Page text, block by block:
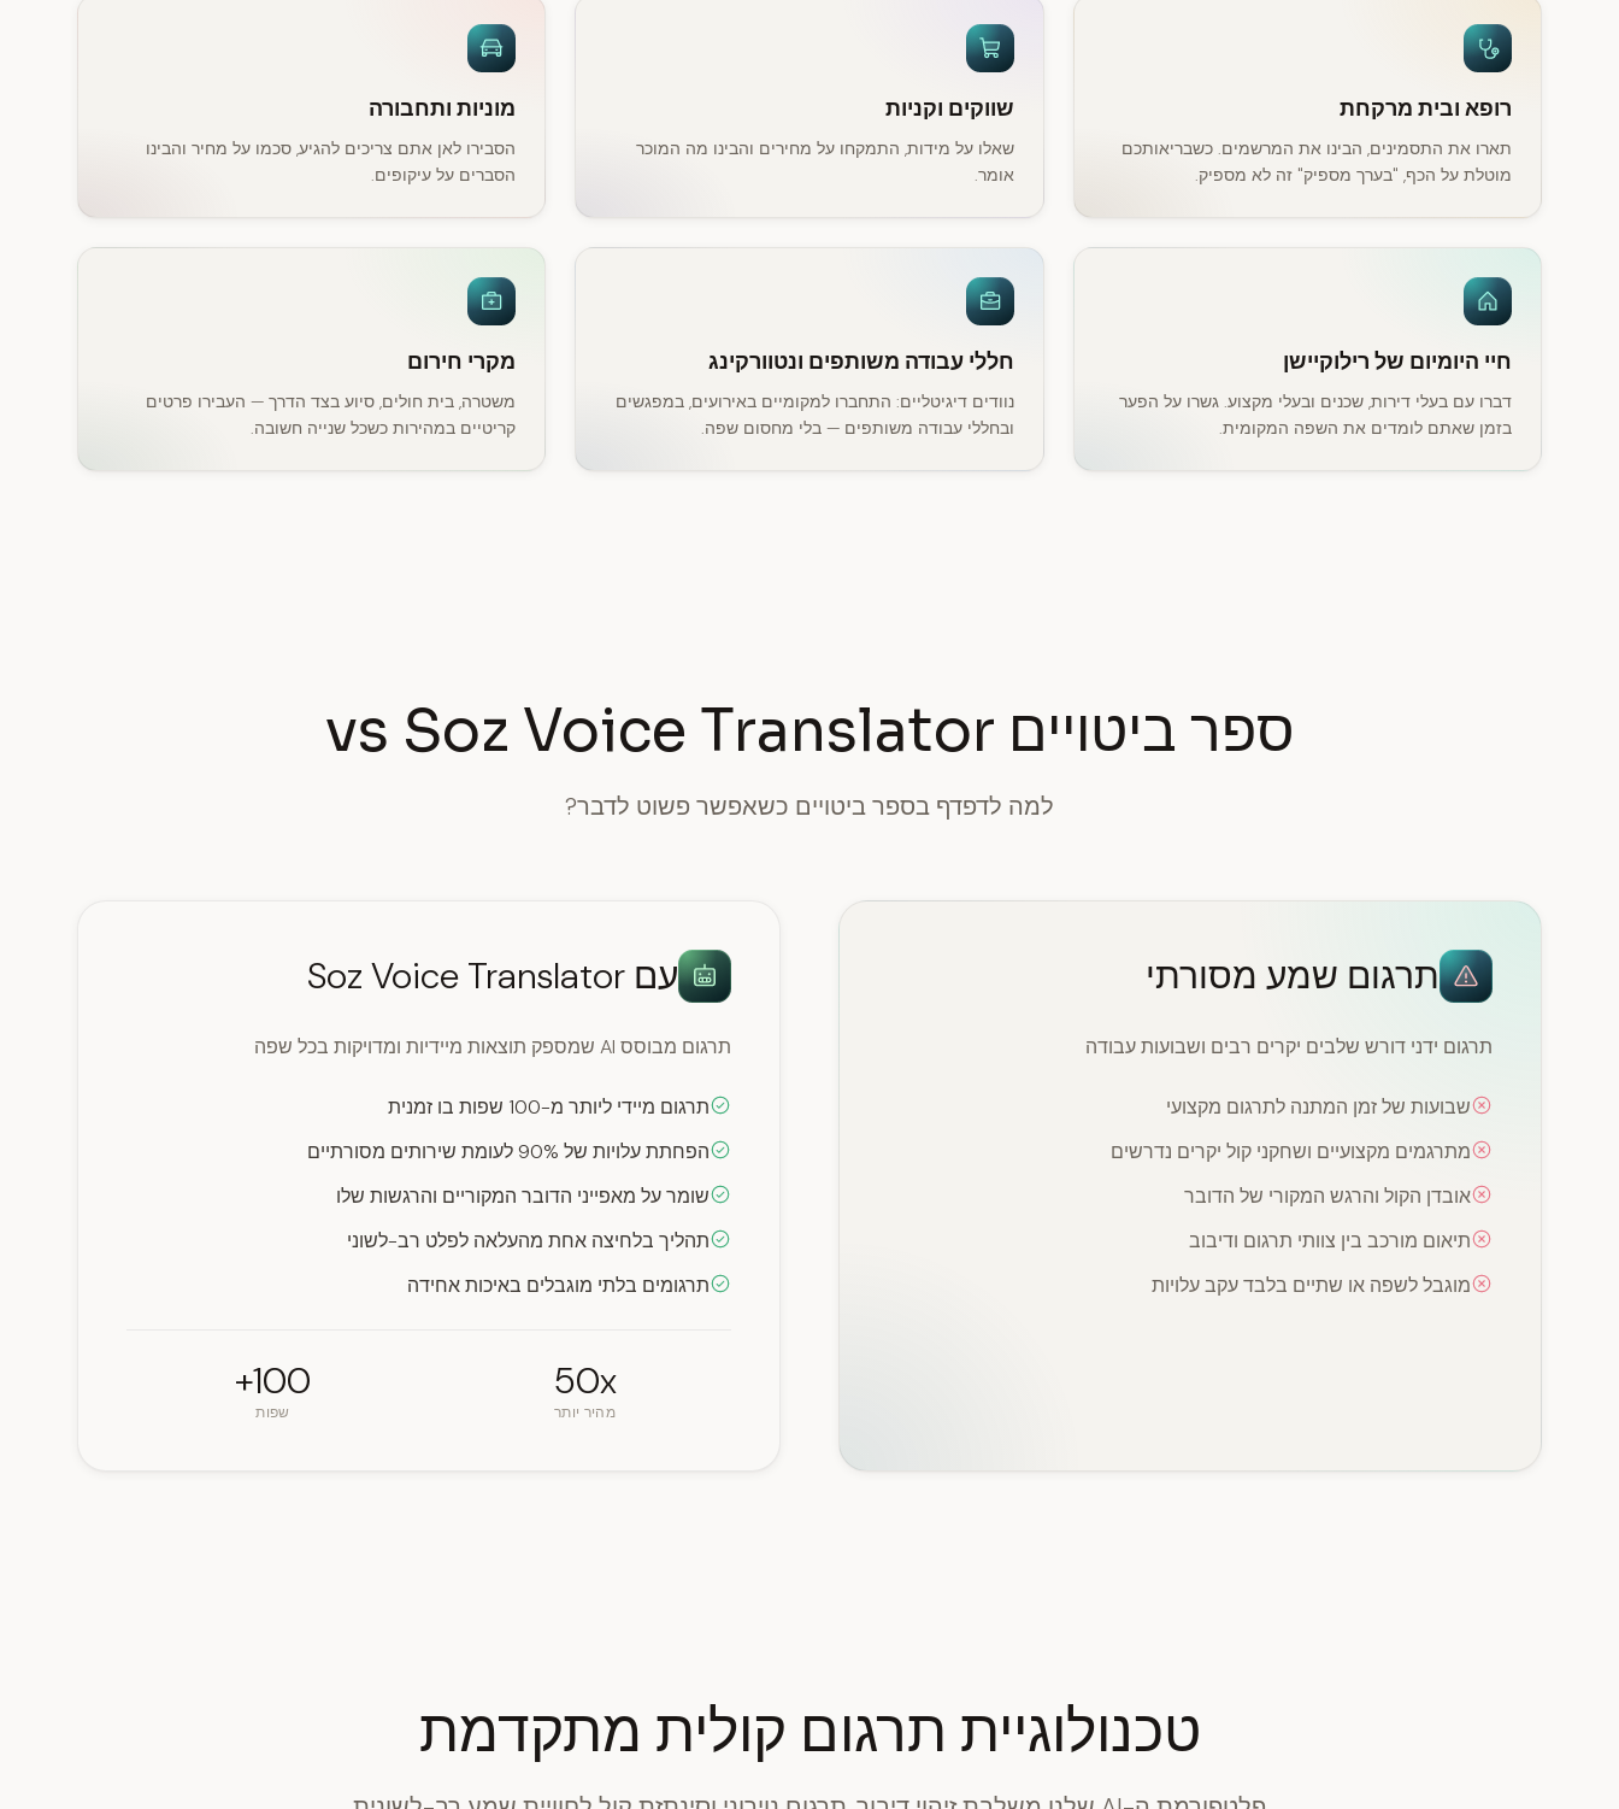
רופא ובית מרקחת
תארו את התסמינים, הבינו את המרשמים. כשבריאותכם
מוטלת על הכף, "בערך מספיק" זה לא מספיק.
שווקים וקניות
שאלו על מידות, התמקחו על מחירים והבינו מה המוכר
אומר.
מוניות ותחבורה
הסבירו לאן אתם צריכים להגיע, סכמו על מחיר והבינו
הסברים על עיקופים.
חיי היומיום של רילוקיישן
דברו עם בעלי דירות, שכנים ובעלי מקצוע. גשרו על הפער
בזמן שאתם לומדים את השפה המקומית.
חללי עבודה משותפים ונטוורקינג
נוודים דיגיטליים: התחברו למקומיים באירועים, במפגשים
ובחללי עבודה משותפים — בלי מחסום שפה.
מקרי חירום
משטרה, בית חולים, סיוע בצד הדרך — העבירו פרטים
קריטיים במהירות כשכל שנייה חשובה.
ספר ביטויים vs Soz Voice Translator
למה לדפדף בספר ביטויים כשאפשר פשוט לדבר?
תרגום שמע מסורתי
תרגום ידני דורש שלבים יקרים רבים ושבועות עבודה
שבועות של זמן המתנה לתרגום מקצועי
מתרגמים מקצועיים ושחקני קול יקרים נדרשים
אובדן הקול והרגש המקורי של הדובר
תיאום מורכב בין צוותי תרגום ודיבוב
מוגבל לשפה או שתיים בלבד עקב עלויות
עם Soz Voice Translator
תרגום מבוסס AI שמספק תוצאות מיידיות ומדויקות בכל שפה
תרגום מיידי ליותר מ-100 שפות בו זמנית
הפחתת עלויות של 90% לעומת שירותים מסורתיים
שומר על מאפייני הדובר המקוריים והרגשות שלו
תהליך בלחיצה אחת מהעלאה לפלט רב-לשוני
תרגומים בלתי מוגבלים באיכות אחידה
50x
מהיר יותר
100+
שפות
טכנולוגיית תרגום קולית מתקדמת